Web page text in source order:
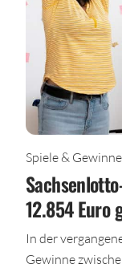
Spiele &
12.854 Euro
In der
Gewinne